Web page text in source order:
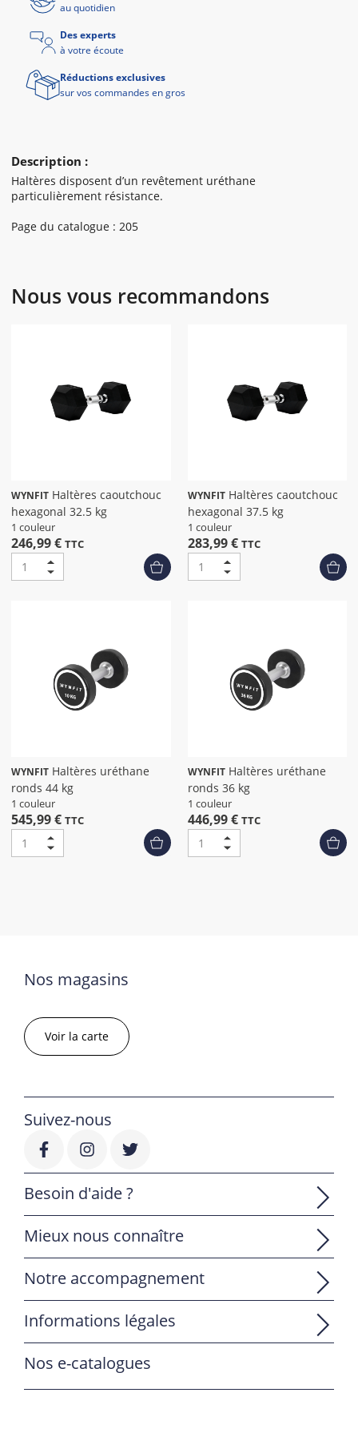
Description :
Haltères disposent d’un revêtement uréthane
particulièrement résistance.
Page du catalogue : 205
au quotidien
Des experts
à votre écoute
Réductions exclusives
sur vos commandes en gros
Nous vous recommandons
WYNFIT
hexagonal 32.5 kg
1 couleur
246,99 € TTC
WYNFITHaltères caoutchouc
hexagonal 37.5 kg
1 couleur
283,99 € TTC
WYNFIT
ronds 44 kg
1 couleur
545,99 € TTC
WYNFITHaltères uréthane
ronds 36 kg
1 couleur
446,99 € TTC
Nos magasins
Voir la carte
Suivez-nous
Besoin d'aide ?
Mieux nous connaître
Notre accompagnement
Informations légales
Nos e-catalogues